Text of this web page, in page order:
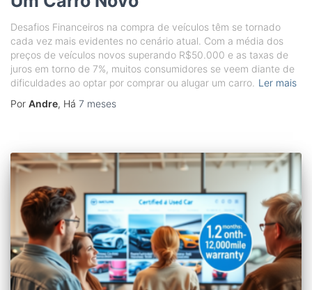
Desafios Financeiros na compra de veículos têm se tornado
cada vez mais evidentes no cenário atual. Com a média dos
preços de veículos novos superando R$50.000 e as taxas de
juros em torno de 7%, muitos consumidores se veem diante de
dificuldades ao optar por comprar ou alugar um carro. Ler mais
Por Andre, Há 7 meses